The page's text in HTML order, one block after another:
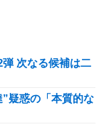
次なる候補は二
疑惑の「本質的な